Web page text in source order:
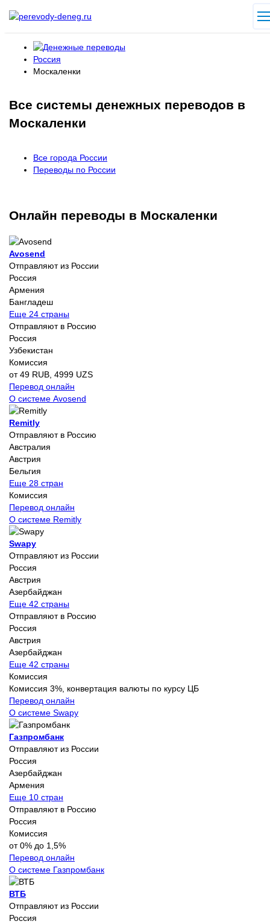
Россия
Москаленки
Все системы денежных переводов в
Москаленки
Все города России
Переводы по России
Онлайн переводы в Москаленки
Avosend
Отправляют из России
Россия
Армения
Бангладеш
Еще 24 страны
Отправляют в Россию
Россия
Узбекистан
Комиссия
от 49 RUB, 4999 UZS
Перевод онлайн
О системе Avosend
Remitly
Отправляют в Россию
Австралия
Австрия
Бельгия
Еще 28 стран
Комиссия
Перевод онлайн
О системе Remitly
Swapy
Отправляют из России
Россия
Австрия
Азербайджан
Еще 42 страны
Отправляют в Россию
Россия
Австрия
Азербайджан
Еще 42 страны
Комиссия
Комиссия 3%, конвертация валюты по курсу ЦБ
Перевод онлайн
О системе Swapy
Газпромбанк
Отправляют из России
Россия
Азербайджан
Армения
Еще 10 стран
Отправляют в Россию
Россия
Комиссия
от 0% до 1,5%
Перевод онлайн
О системе Газпромбанк
ВТБ
Отправляют из России
Россия